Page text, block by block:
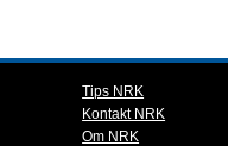
Tips NRK
Kontakt NRK
Om NRK